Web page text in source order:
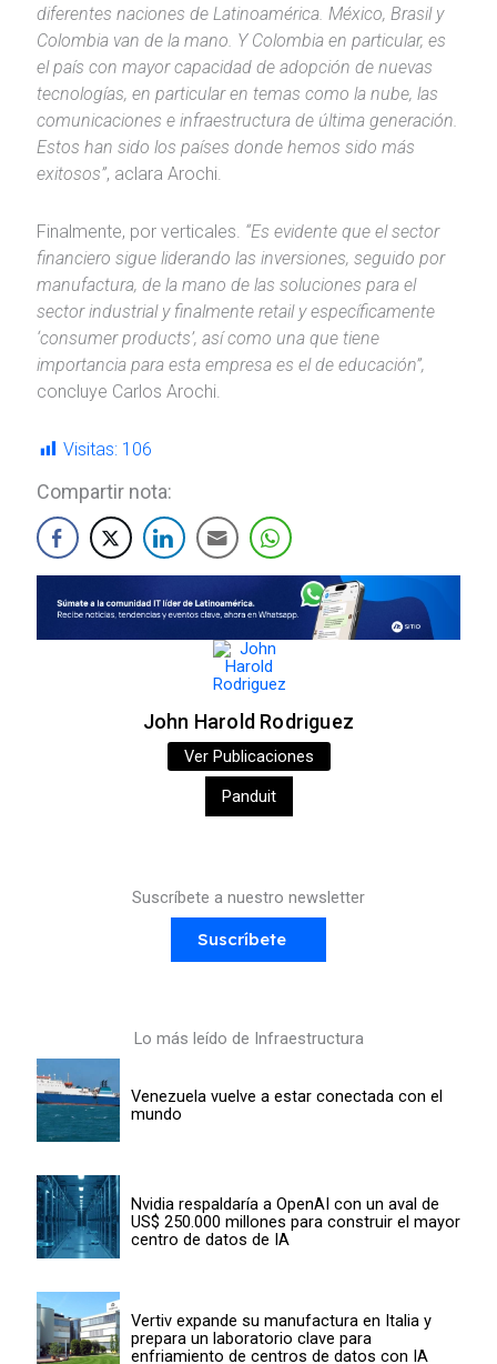
diferentes naciones de Latinoamérica. México, Brasil y
Colombia van de la mano. Y Colombia en particular, es
el país con mayor capacidad de adopción de nuevas
tecnologías, en particular en temas como la nube, las
comunicaciones e infraestructura de última generación.
Estos han sido los países donde hemos sido más
exitosos”, aclara Arochi.
Finalmente, por verticales. “Es evidente que el sector
financiero sigue liderando las inversiones, seguido por
manufactura, de la mano de las soluciones para el
sector industrial y finalmente retail y específicamente
‘consumer products’, así como una que tiene
importancia para esta empresa es el de educación”,
concluye Carlos Arochi.
Visitas: 106
Compartir nota:
John Harold Rodriguez
Ver Publicaciones
Panduit
Suscríbete a nuestro newsletter
Suscríbete
Lo más leído de Infraestructura
Venezuela vuelve a estar conectada con el
mundo
Nvidia respaldaría a OpenAI con un aval de
US$ 250.000 millones para construir el mayor
centro de datos de IA
Vertiv expande su manufactura en Italia y
prepara un laboratorio clave para
enfriamiento de centros de datos con IA